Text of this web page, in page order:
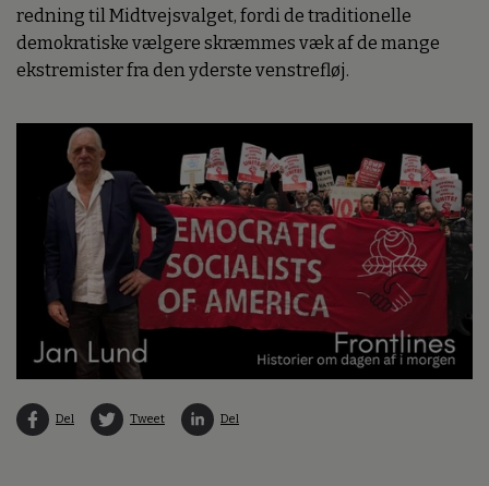
redning til Midtvejsvalget, fordi de traditionelle
demokratiske vælgere skræmmes væk af de mange
ekstremister fra den yderste venstrefløj.
Del Tweet Del